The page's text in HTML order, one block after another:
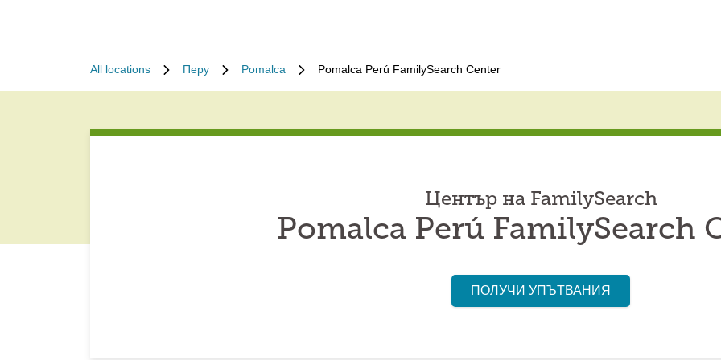
All locations Перу Pomalca Pomalca Perú FamilySearch Center
Център на FamilySearch
Pomalca Perú FamilySearch
ПОЛУЧИ УПЪТВАНИЯ